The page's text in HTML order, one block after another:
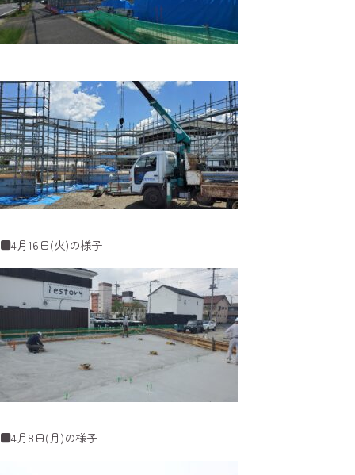
■4月16日(火)の様子
■4月8日(月)の様子